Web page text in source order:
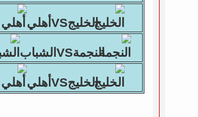
الخليجVSأهلي
النجمةVSالشباب
الخليجVSأهلي